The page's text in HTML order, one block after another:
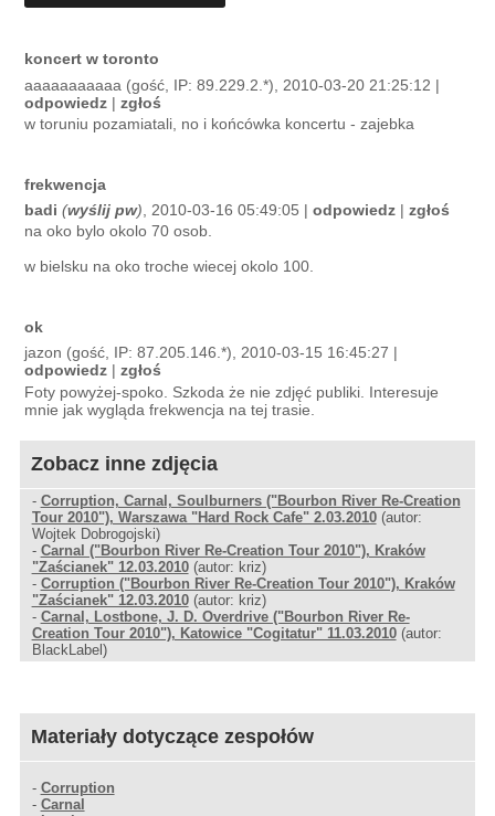
koncert w toronto
aaaaaaaaaaa (gość, IP: 89.229.2.*), 2010-03-20 21:25:12 |
odpowiedz |zgłoś
w toruniu pozamiatali, no i końcówka koncertu - zajebka
frekwencja
badi (wyślij pw) , 2010-03-16 05:49:05 |odpowiedz |zgłoś
na oko bylo okolo 70 osob.
w bielsku na oko troche wiecej okolo 100.
ok
jazon (gość, IP: 87.205.146.*), 2010-03-15 16:45:27 |
odpowiedz |zgłoś
Foty powyżej-spoko. Szkoda że nie zdjęć publiki. Interesuje
mnie jak wygląda frekwencja na tej trasie.
Zobacz inne zdjęcia
- Corruption, Carnal, Soulburners ("Bourbon River Re-Creation
Tour 2010"), Warszawa "Hard Rock Cafe" 2.03.2010(autor:
Wojtek Dobrogojski)
- Carnal ("Bourbon River Re-Creation Tour 2010"), Kraków
"Zaścianek" 12.03.2010(autor: kriz)
- Corruption ("Bourbon River Re-Creation Tour 2010"), Kraków
"Zaścianek" 12.03.2010(autor: kriz)
- Carnal, Lostbone, J. D. Overdrive ("Bourbon River Re-
Creation Tour 2010"), Katowice "Cogitatur" 11.03.2010(autor:
BlackLabel)
Materiały dotyczące zespołów
- Corruption
- Carnal